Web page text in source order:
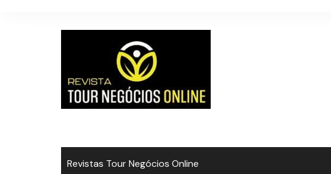
Revistas Tour Negócios Online